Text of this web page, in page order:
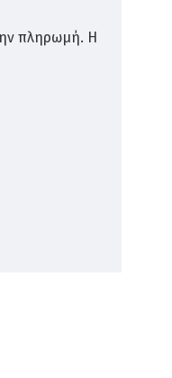
πληρωμή. Η